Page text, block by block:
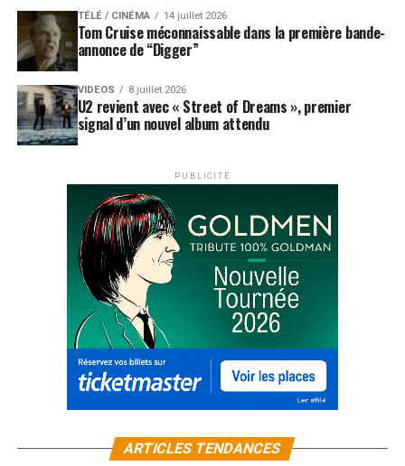
TÉLÉ / CINÉMA 14 juillet 2026
Tom Cruise méconnaissable dans la première bande-
annonce de “Digger”
VIDEOS 8 juillet 2026
U2 revient avec « Street of Dreams », premier
signal d’un nouvel album attendu
PUBLICITÉ
ARTICLES TENDANCES